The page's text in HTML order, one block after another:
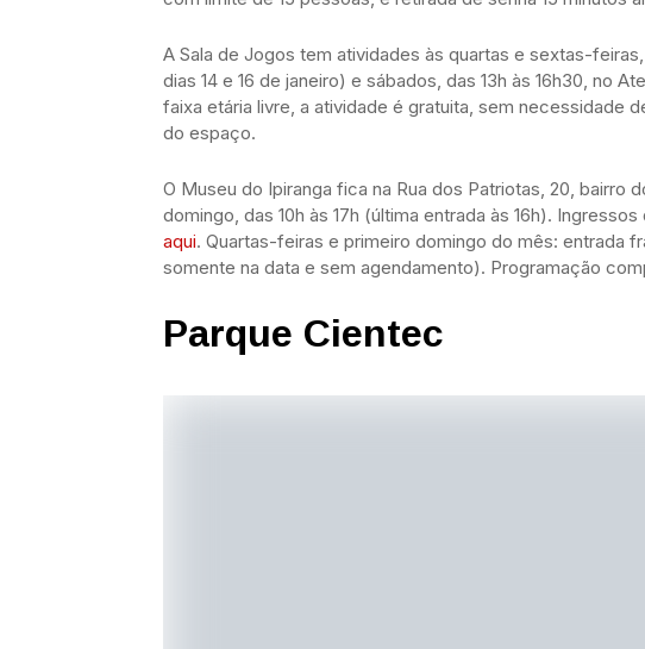
A Sala de Jogos tem atividades às quartas e sextas-
dias 14 e 16 de janeiro) e sábados, das 13h às 16h30, no
faixa etária livre, a atividade é gratuita, sem necessidade
do espaço.
O Museu do Ipiranga fica na Rua dos Patriotas, 20, bairro
domingo, das 10h às 17h (última entrada às 16h).
aqui. Quartas-feiras e primeiro domingo do mês: entrada
somente na data e sem agendamento). Programação
Parque Cientec